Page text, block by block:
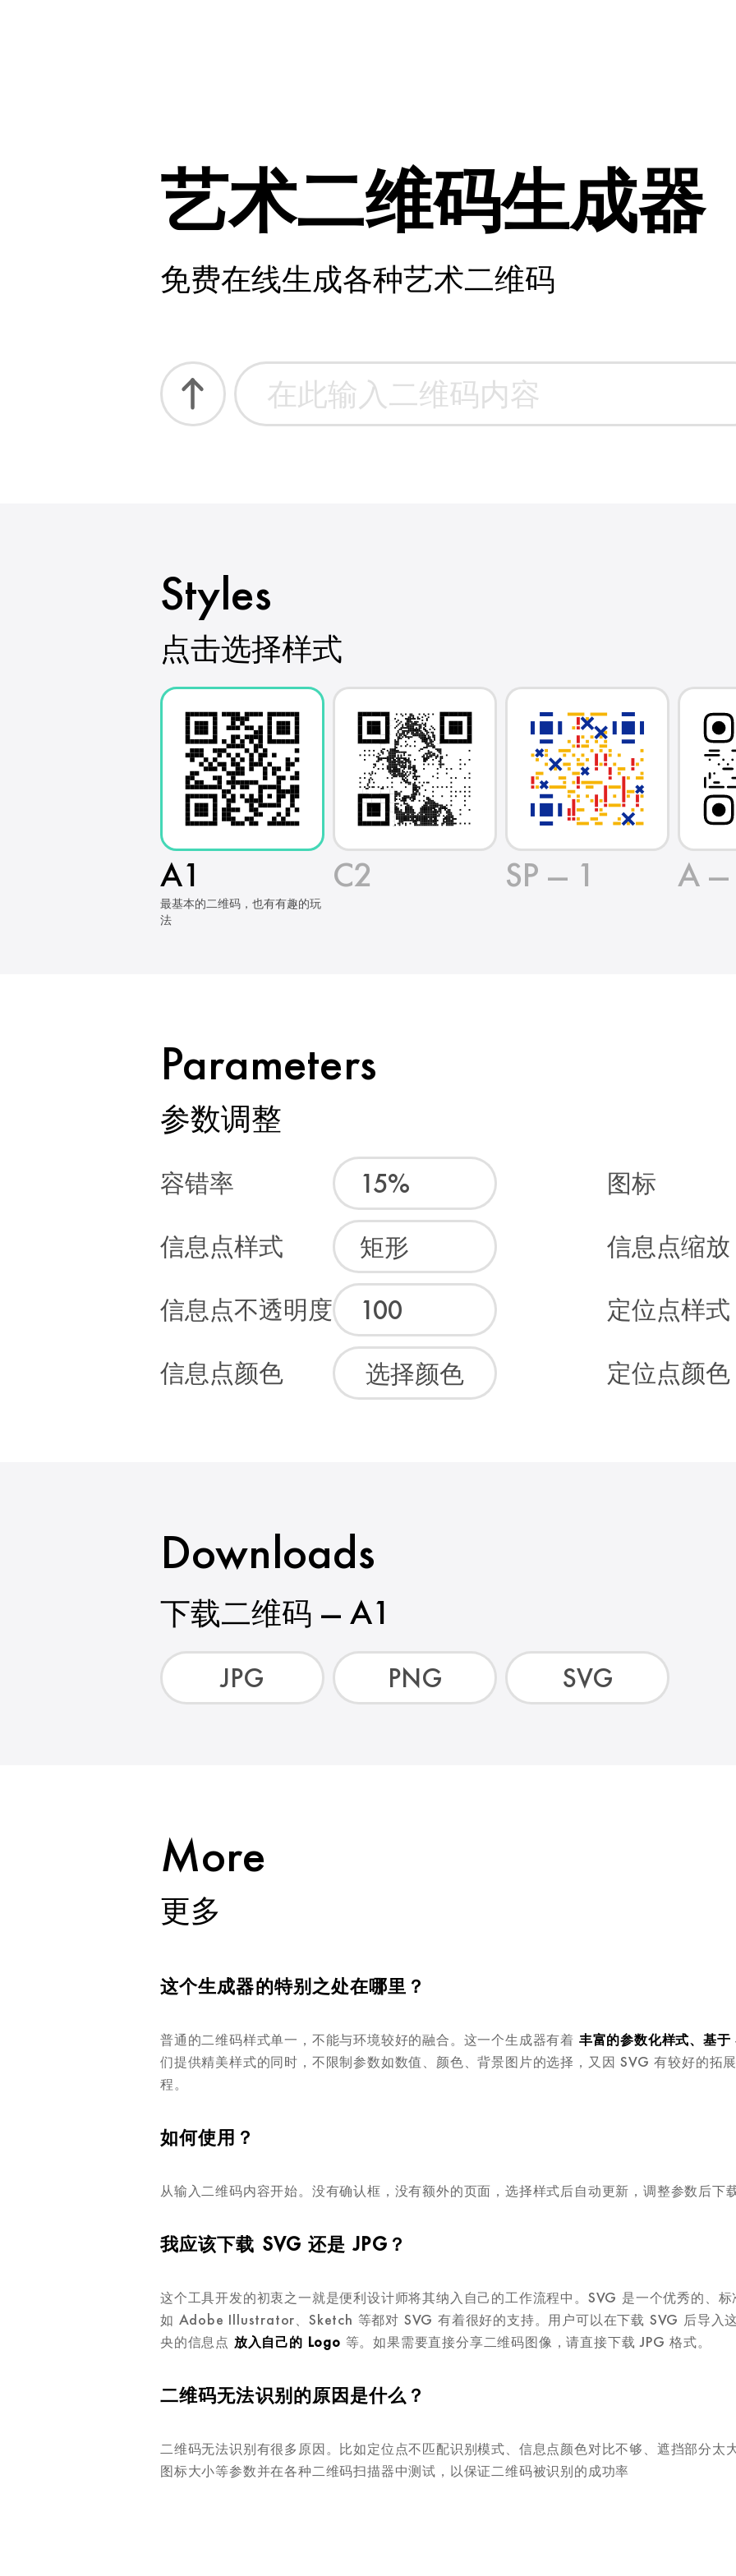
艺术二维码生成器
免费在线生成各种艺术二维码
Styles
点击选择样式
A1
最基本的二维码，也有有趣的玩
法
C2 SP — 1 A
Parameters
参数调整
容错率
图标
信息点样式
信息点缩放
信息点不透明度
定位点样式
信息点颜色
选择颜色 定位点颜色
Downloads
下载二维码 — A1
JPG PNG SVG
More
更多
这个生成器的特别之处在哪里？
普通的二维码样式单一，不能与环境较好的融合。这一个生成器有着 丰富的参数化样式、基
们提供精美样式的同时，不限制参数如数值、颜色、背景图片的选择，又因 SVG 有较好的拓
程。
如何使用？
从输入二维码内容开始。没有确认框，没有额外的页面，选择样式后自动更新，调整参数后下
我应该下载 SVG 还是 JPG？
这个工具开发的初衷之一就是便利设计师将其纳入自己的工作流程中。SVG 是一个优秀的、
如 Adobe Illustrator、Sketch 等都对 SVG 有着很好的支持。用户可以在下载 SVG 后导入
央的信息点 放入自己的 Logo 等。如果需要直接分享二维码图像，请直接下载 JPG 格式。
二维码无法识别的原因是什么？
二维码无法识别有很多原因。比如定位点不匹配识别模式、信息点颜色对比不够、遮挡部分太
图标大小等参数并在各种二维码扫描器中测试，以保证二维码被识别的成功率